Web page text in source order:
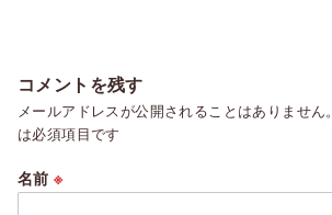
コメントを残す
メールアドレスが公開されることはありません。
は必須項目です
名前※